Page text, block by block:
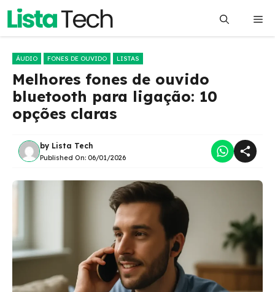
Pular
o
ÁUDIO FONES DE OUVIDO LISTAS
Melhores fones de ouvido
bluetooth para ligação: 10
opções claras
by Lista Tech
Published On: 06/01/2026